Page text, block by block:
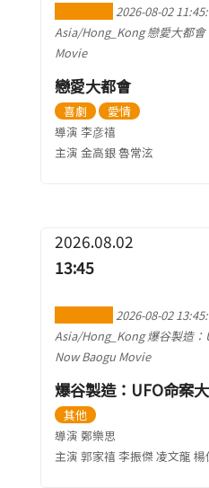
2026-08-02
Asia/Hong_Kong 戀愛大都會
Movie
戀愛大都會
喜劇
愛情
導演 李彦禧
主演 金高銀 魯常泫
2026.08.02
13:45
2026-08-02
Asia/Hong_Kong 爆谷製造：
Now Baogu Movie
爆谷製造：UFO命案
其他
導演 鄭樂思
主演 郭家禧 李振傑 凌文龍